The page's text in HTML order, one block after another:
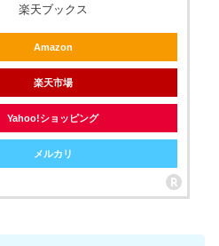
楽天ブックス
Amazon
楽天市場
Yahoo!ショッピング
メルカリ